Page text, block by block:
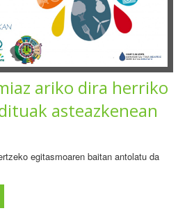
ariko dira herriko
asteazkenean
egitasmoaren baitan antolatu da